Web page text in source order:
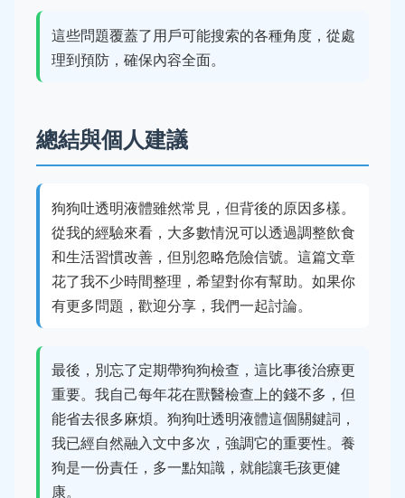
這些問題覆蓋了用戶可能搜索的各種角度，從處
理到預防，確保內容全面。
總結與個人建議
狗狗吐透明液體雖然常見，但背後的原因多樣。
從我的經驗來看，大多數情況可以透過調整飲食
和生活習慣改善，但別忽略危險信號。這篇文章
花了我不少時間整理，希望對你有幫助。如果你
有更多問題，歡迎分享，我們一起討論。
最後，別忘了定期帶狗狗檢查，這比事後治療更
重要。我自己每年花在獸醫檢查上的錢不多，但
能省去很多麻煩。狗狗吐透明液體這個關鍵詞，
我已經自然融入文中多次，強調它的重要性。養
狗是一份責任，多一點知識，就能讓毛孩更健
康。